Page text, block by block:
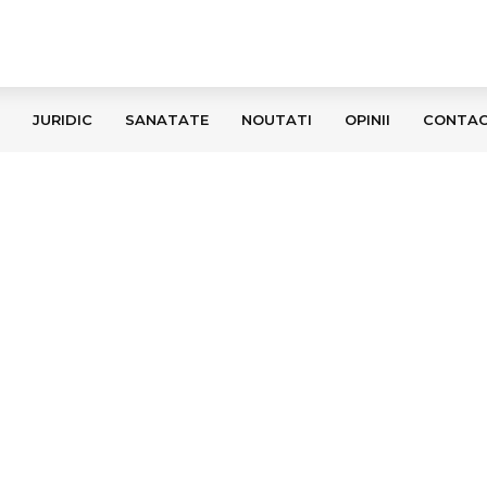
JURIDIC SANATATE NOUTATI OPINII